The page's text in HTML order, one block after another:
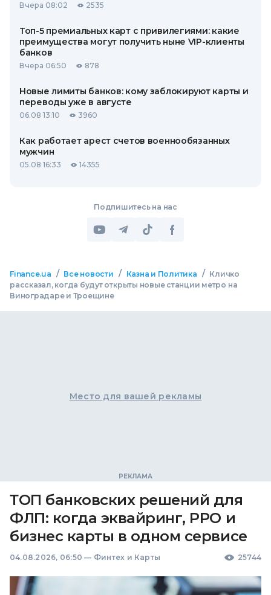
Вчера 08:02 2535
Топ-5 премиальных карт с привилегиями: какие
преимущества могут получить ныне VIP-клиенты
банков
Вчера 06:50 878
Новые лимиты банков: кому заблокируют карты и
переводы уже в августе
06.08 13:10 3960
Как работает арест счетов военнообязанных
мужчин
05.08 16:33 14355
Подпишитесь на нас
Finance.ua / Все новости / Казна и Политика / Кличко
рассказал, когда будут открыты новые станции метро на
Виноградаре и Троещине
Место для вашей рекламы
ТОП банковских решений для
ФЛП: когда эквайринг, РРО и
бизнес карты в одном сервисе
04.08.2026, 06:50 — Финтех и Карты 25744